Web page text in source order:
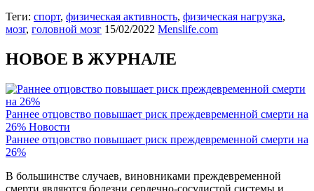
Теги: спорт, физическая активность, физическая нагрузка,
мозг, головной мозг 15/02/2022 Menslife.com
НОВОЕ В ЖУРНАЛЕ
Раннее отцовство повышает риск преждевременной смерти на
26% Новости
Раннее отцовство повышает риск преждевременной смерти на
26%
В большинстве случаев, виновниками преждевременной